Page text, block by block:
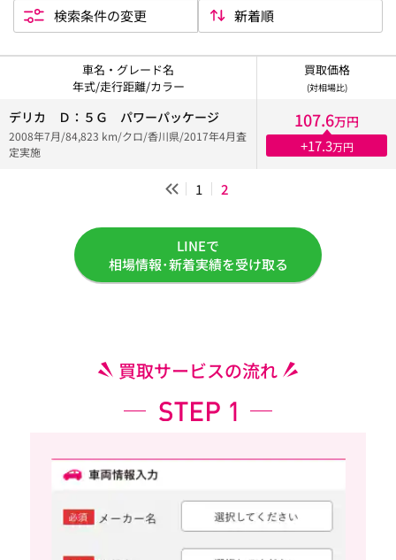
検索条件の変更
車名・グレード名
年式/走行距離/カラー
買取価格
(対相場比)
デリカ Ｄ：５Ｇ パワーパッケージ
2008年7月/84,823 km/クロ/香川県/2017年4月査
定実施
107.6万円
+17.3万円
1 2
LINEで
相場情報･新着実績を受け取る
買取サービスの流れ